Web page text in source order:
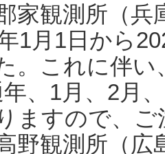
家観測所（
1月1日から
。これに伴い
、1月、2月
ますので、
野観測所（